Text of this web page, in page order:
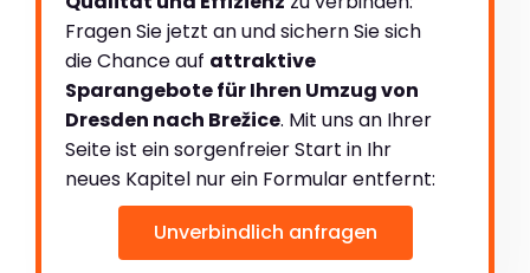
Fragen Sie jetzt an und sichern Sie sich
die Chance auf attraktive
Sparangebote für Ihren Umzug von
Dresden nach Brežice. Mit uns an Ihrer
Seite ist ein sorgenfreier Start in Ihr
neues Kapitel nur ein Formular entfernt:
Unverbindlich anfragen